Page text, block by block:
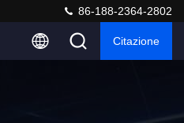
86-188-2364-2802
Citazione